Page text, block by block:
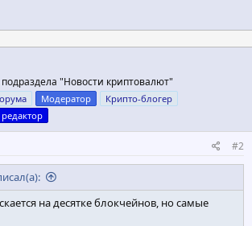
"Новости криптовалют"
Модератор
Крипто-блогер
#2
на десятке блокчейнов, но самые